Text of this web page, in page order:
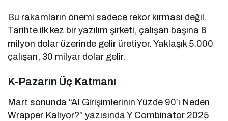
Bu rakamların önemi sadece rekor kırması değil.
Tarihte ilk kez bir yazılım şirketi, çalışan başına 6
milyon dolar üzerinde gelir üretiyor. Yaklaşık 5.000
çalışan, 30 milyar dolar gelir.
K-Pazarın Üç Katmanı
Mart sonunda “AI Girişimlerinin Yüzde 90’ı Neden
Wrapper Kalıyor?” yazısında Y Combinator 2025